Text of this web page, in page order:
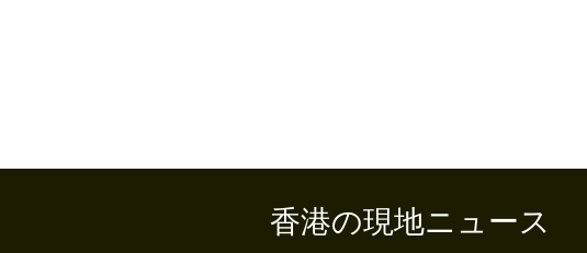
香港の現地ニュース